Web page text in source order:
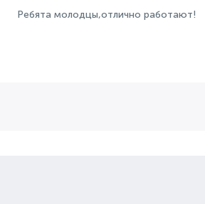
Ребята молодцы,отлично работают!